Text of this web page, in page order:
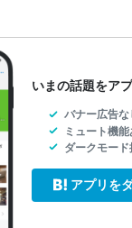
いまの話題をア
バナー広告な
ミュート機能
ダークモード
アプリを